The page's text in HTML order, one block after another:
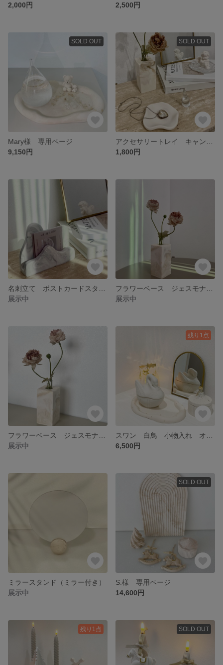
2,000円
2,500円
SOLD OUT
Mary様 専用ページ
9,150円
SOLD OUT
1,800円
展示中
展示中
展示中
残り1点
6,500円
ミラースタンド（ミラー付き）
展示中
SOLD OUT
S.様 専用ページ
14,600円
残り1点 SOLD OUT